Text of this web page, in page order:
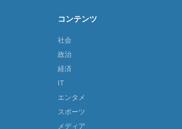
コンテンツ
社会
政治
経済
IT
エンタメ
スポーツ
メディア